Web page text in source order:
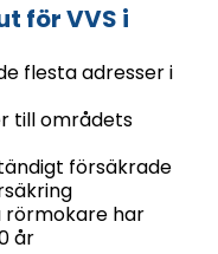
för VVS i
flesta adresser i
till områdets
försäkrade
rörmokare har
år